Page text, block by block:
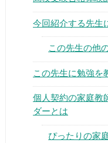
今回紹介する先生
この先生の他
この先生に勉強を
個人契約の家庭教
ダーとは
ぴったりの家